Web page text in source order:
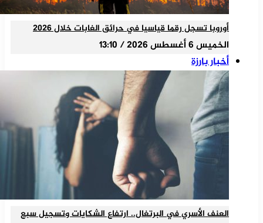
أوروبا تسجل رقما قياسيا في حرائق الغابات خلال 2026
الخميس 6 أغسطس 2026 / 13:10
أخبار بارزة
العنف الأسري في البرتغال.. ارتفاع الشكايات وتسجيل سبع